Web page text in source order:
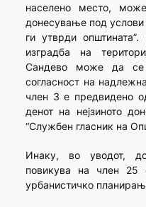
населено место,
донесување под
ги утврди
изградба на
Сандево може да
согласност на
член 3 е предвидено
денот на нејзиното
“Службен гласник на
Инаку, во уводот,
повикува на член 25
урбанистичко